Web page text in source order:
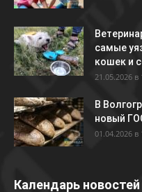
самые
кошек и
21.05.2026 в
В
новый
01.04.2026 в
Календарь новостей